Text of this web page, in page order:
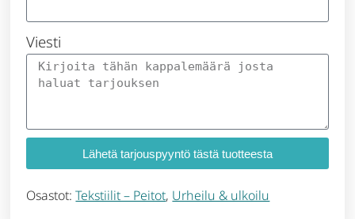
Viesti
Lähetä tarjouspyyntö tästä tuotteesta
Osastot:Tekstiilit – Peitot, Urheilu & ulkoilu